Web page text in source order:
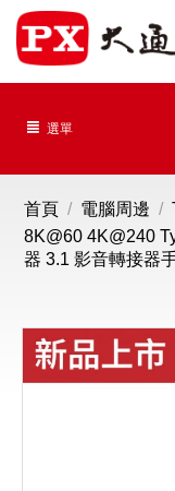
選單
首頁 / 電腦周邊 /
8K@60 4K@240
器 3.1 影音轉接器